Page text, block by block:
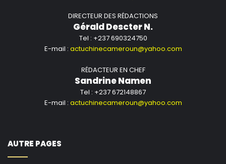
DIRECTEUR DES RÉDACTIONS
Gérald Descter N.
Tel : +237 690324750
E-mail : actuchinecameroun@yahoo.com
RÉDACTEUR EN CHEF
Sandrine Namen
Tel : +237 672148867
E-mail : actuchinecameroun@yahoo.com
AUTRE PAGES